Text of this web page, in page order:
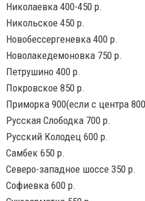
Николаевка 400-450 р.
Никольское 450 р.
Новобессергеневка 400 р.
Новолакедемоновка 750 р.
Петрушино 400 р.
Покровское 850 р.
Приморка 900(если с центра
Русская Слободка 700 р.
Русский Колодец 600 р.
Самбек 650 р.
Северо-западное шоссе 350 р.
Софиевка 600 р.